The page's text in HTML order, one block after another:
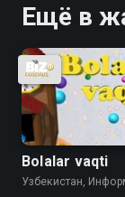
Ещё в
Bolalar vaqti
Узбекистан,